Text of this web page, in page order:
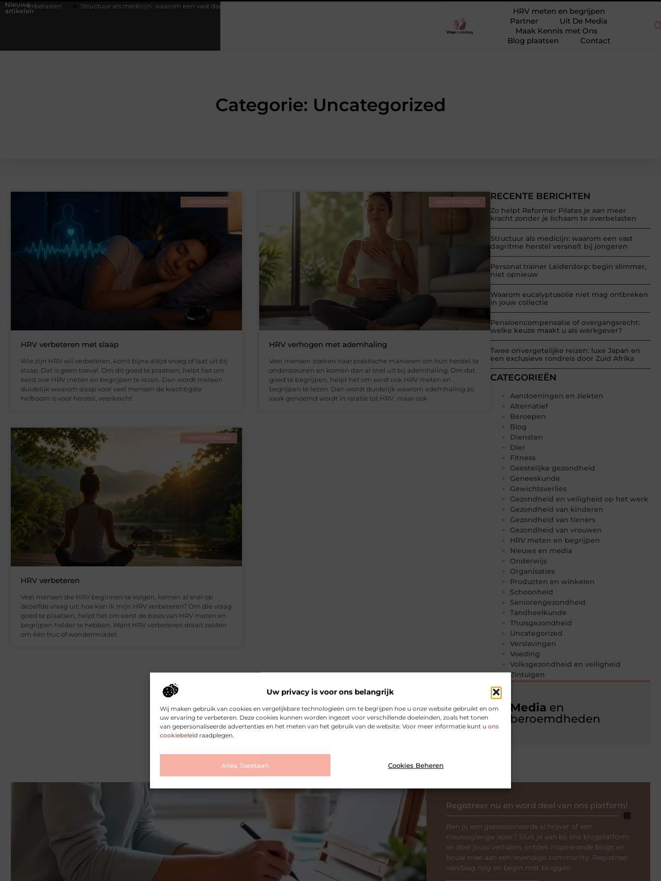
Uw privacy is voor ons belangrijk
Wij maken gebruik van cookies en vergelijkbare technologieën om te begrijpen hoe u onze website gebruikt en om
uw ervaring te verbeteren. Deze cookies kunnen worden ingezet voor verschillende doeleinden, zoals het tonen
van gepersonaliseerde advertenties en het meten van het gebruik van de website. Voor meer informatie kunt u ons
cookiebeleid raadplegen.
Alles Toestaan Cookies Beheren
Nieuwe
artikelen
Structuur als medicijn: waarom een vast dagritme herstel versnelt bij jongeren
HRV meten en begrijpen
Partner
Uit De Media
Maak Kennis met Ons
Blog plaatsen
Contact
Categorie: Uncategorized
RECENTE BERICHTEN
Zo helpt Reformer Pilates je aan meer
kracht zonder je lichaam te overbelasten
Structuur als medicijn: waarom een vast
dagritme herstel versnelt bij jongeren
Personal trainer Leiderdorp: begin slimmer,
niet opnieuw
Waarom eucalyptusolie niet mag ontbreken
in jouw collectie
Pensioencompensatie of overgangsrecht:
welke keuze maakt u als werkgever?
Twee onvergetelijke reizen: luxe Japan en
een exclusieve rondreis door Zuid Afrika
CATEGORIEËN
Aandoeningen en ziekten
Alternatief
Beroepen
Blog
Diensten
Dier
Fitness
Geestelijke gezondheid
Geneeskunde
Gewichtsverlies
Gezondheid en veiligheid op het werk
Gezondheid van kinderen
Gezondheid van tieners
Gezondheid van vrouwen
HRV meten en begrijpen
Nieuws en media
Onderwijs
Organisaties
Producten en winkelen
Schoonheid
Seniorengezondheid
Tandheelkunde
Thuisgezondheid
Uncategorized
Verslavingen
Voeding
Volksgezondheid en veiligheid
Zintuigen
Media en
beroemdheden
UNCATEGORIZED
HRV verbeteren met slaap
Wie zijn HRV wil verbeteren, komt bijna altijd vroeg of laat uit bij
slaap. Dat is geen toeval. Om dit goed te plaatsen, helpt het om
eerst ook HRV meten en begrijpen te lezen. Dan wordt meteen
duidelijk waarom slaap voor veel mensen de krachtigste
hefboom is voor herstel, veerkracht
UNCATEGORIZED
HRV verhogen met ademhaling
Veel mensen zoeken naar praktische manieren om hun herstel te
ondersteunen en komen dan al snel uit bij ademhaling. Om dat
goed te begrijpen, helpt het om eerst ook HRV meten en
begrijpen te lezen. Dan wordt duidelijk waarom ademhaling zo
vaak genoemd wordt in relatie tot HRV, maar ook
UNCATEGORIZED
HRV verbeteren
Veel mensen die HRV beginnen te volgen, komen al snel op
dezelfde vraag uit: hoe kan ik mijn HRV verbeteren? Om die vraag
goed te plaatsen, helpt het om eerst de basis van HRV meten en
begrijpen helder te hebben. Want HRV verbeteren draait zelden
om één truc of wondermiddel.
Registreer nu en word deel van ons platform!
Ben jij een gepassioneerde schrijver of een
nieuwsgierige lezer? Sluit je aan bij ons blogplatform
en deel jouw verhalen, ontdek inspirerende blogs en
bouw mee aan een levendige community. Registreer
vandaag nog en begin met bloggen.